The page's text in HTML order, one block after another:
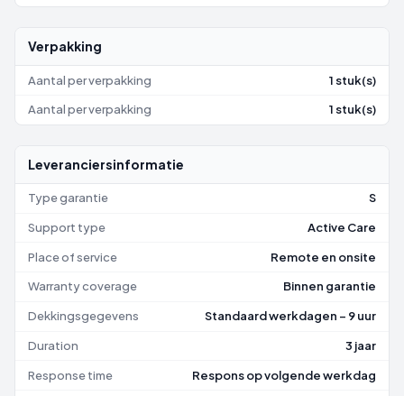
Verpakking
Aantal per verpakking 1 stuk(s)
Aantal per verpakking 1 stuk(s)
Leveranciersinformatie
Type garantie S
Support type Active Care
Place of service Remote en onsite
Warranty coverage Binnen garantie
Dekkingsgegevens Standaard werkdagen – 9 uur
Duration 3 jaar
Response time Respons op volgende werkdag